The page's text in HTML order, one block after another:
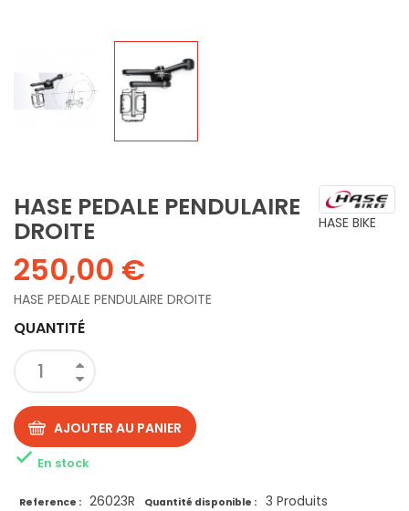
HASE BIKE
HASE PEDALE PENDULAIRE
DROITE
250,00 €
HASE PEDALE PENDULAIRE DROITE
QUANTITÉ
AJOUTER AU PANIER
 En stock
Reference : 26023R Quantité disponible : 3 Produits